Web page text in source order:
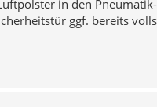
in den
ggf. bereits